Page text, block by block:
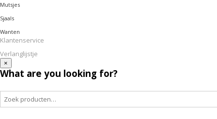
Mutsjes
Sjaals
Wanten
Klantenservice
Verlanglijstje
×
What are you looking for?